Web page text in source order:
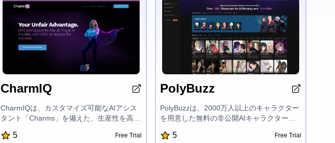
CharmIQ
CharmIQは、カスタマイズ可能なAIアシス
タント「Charms」を備えた、生産性を高め
な分野でパーソナライズされたコンテキス
5 Free Trial
PolyBuzz
PolyBuzzは、2000万人以上のキャラクター
を用意した無料の非公開AIキャラクターチ
ャラクターを作成し、限りない可能性を探
5 Free Trial